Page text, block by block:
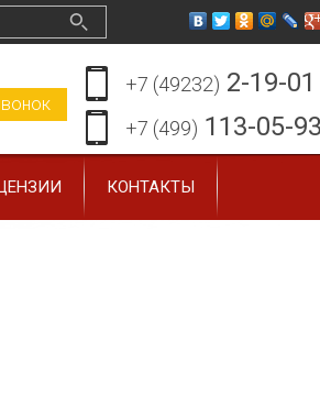
+7 (49232) 2-19-01
+7 (499) 113-05-93
КОНТАКТЫ